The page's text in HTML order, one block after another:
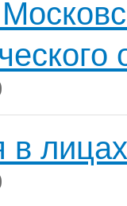
в лицах